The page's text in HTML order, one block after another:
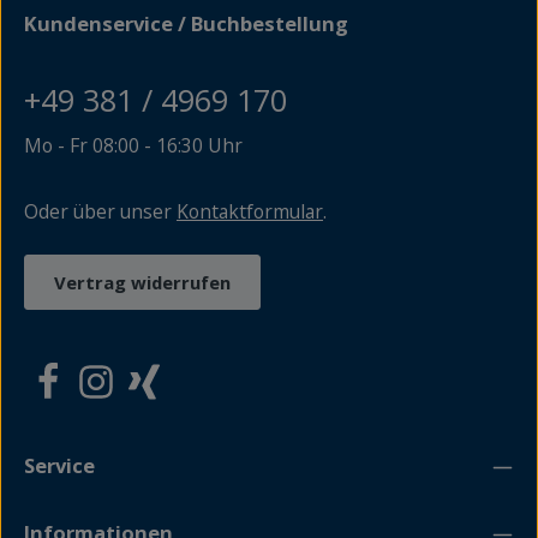
das bewegende Buch und sein Autor oft angefeindet
wurden, waren Generationen von Leserinnen und
das mit Kurt Böwe und Claudia Michelsen auch verfilmt
Kundenservice / Buchbestellung
+49 381 / 4969 170
Mo - Fr 08:00 - 16:30 Uhr
Oder über unser Kontaktformular.
Vertrag widerrufen
Service